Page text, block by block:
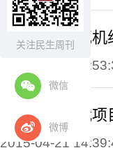
关注民生周刊
微信
微博
首例百万千瓦
2015-04-21
国网电能替代
2015-04-21